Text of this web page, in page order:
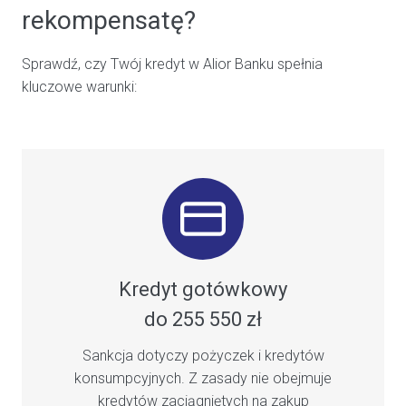
rekompensatę?
Sprawdź, czy Twój kredyt w Alior Banku spełnia
kluczowe warunki:
Kredyt gotówkowy
do 255 550 zł
Sankcja dotyczy pożyczek i kredytów
konsumpcyjnych. Z zasady nie obejmuje
kredytów zaciągniętych na zakup